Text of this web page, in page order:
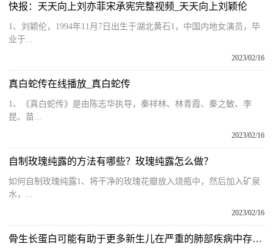
快报：天天向上刘亦菲宋承宪完整视频_天天向上刘颖伦
1、刘颖伦，1994年11月7日出生于湖北黄石1，中国内地女演员，毕
业于...
2023/02/16
真白蛇传在线播放_真白蛇传
1、《真白蛇传》是由陈志华执导，秦祥林、林青霞、秦之敏、李
昆、苗...
2023/02/16
自制玫瑰纯露的方法有哪些？玫瑰纯露怎么做？
如何自制玫瑰纯露1、将干净的玫瑰花瓣放入烧瓶中，然后加入矿泉
水，...
2023/02/16
骨生长蛋白可能有助于更多新生儿在严重的肺部疾病中存活下来